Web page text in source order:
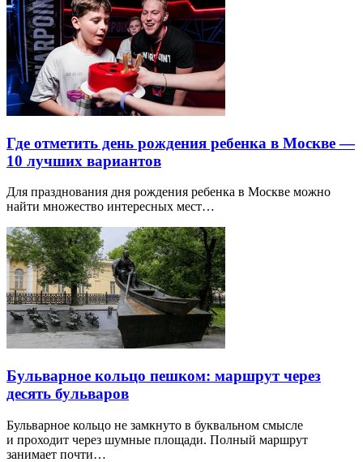
Где отметить день рождения ребенка в Москве —
10 лучших вариантов
Для празднования дня рождения ребенка в Москве можно
найти множество интересных мест…
Бульварное кольцо пешком: маршрут через
десять бульваров
Бульварное кольцо не замкнуто в буквальном смысле
и проходит через шумные площади. Полный маршрут
занимает почти…